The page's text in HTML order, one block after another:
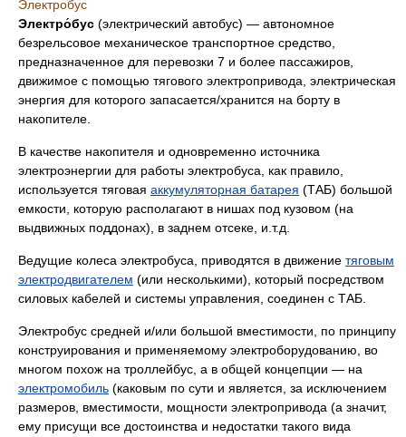
Электробус
Электро́бус (электрический автобус) — автономное
безрельсовое механическое транспортное средство,
предназначенное для перевозки 7 и более пассажиров,
движимое с помощью тягового электропривода, электрическая
энергия для которого запасается/хранится на борту в
накопителе.
В качестве накопителя и одновременно источника
электроэнергии для работы электробуса, как правило,
используется тяговая аккумуляторная батарея (ТАБ) большой
емкости, которую располагают в нишах под кузовом (на
выдвижных поддонах), в заднем отсеке, и.т.д.
Ведущие колеса электробуса, приводятся в движение тяговым
электродвигателем (или несколькими), который посредством
силовых кабелей и системы управления, соединен с ТАБ.
Электробус средней и/или большой вместимости, по принципу
конструирования и применяемому электроборудованию, во
многом похож на троллейбус, а в общей концепции — на
электромобиль (каковым по сути и является, за исключением
размеров, вместимости, мощности электропривода (а значит,
ему присущи все достоинства и недостатки такого вида